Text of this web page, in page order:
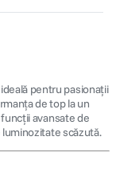
pentru pasionații
de top la un
avansate de
scăzută.